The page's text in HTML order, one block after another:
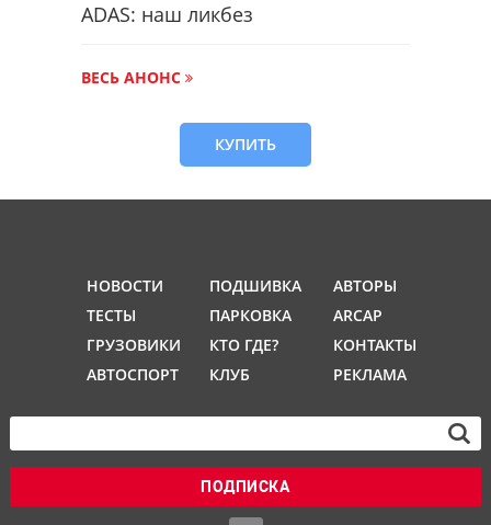
ADAS: наш ликбез
ВЕСЬ АНОНС
КУПИТЬ
НОВОСТИ
ТЕСТЫ
ГРУЗОВИКИ
АВТОСПОРТ
ПОДШИВКА
ПАРКОВКА
КТО ГДЕ?
КЛУБ
АВТОРЫ
ARCAP
КОНТАКТЫ
РЕКЛАМА
ПОДПИСКА